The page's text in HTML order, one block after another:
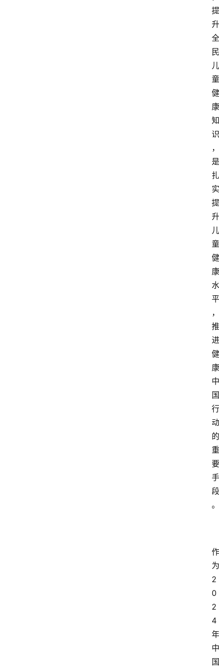
提
升
全
民
儿
童
健
康
知
识
，
是
扎
实
提
升
儿
童
健
康
水
平
，
推
进
健
康
中
国
行
动
的
重
要
手
段
。
作
为
2
0
2
4
年
中
国